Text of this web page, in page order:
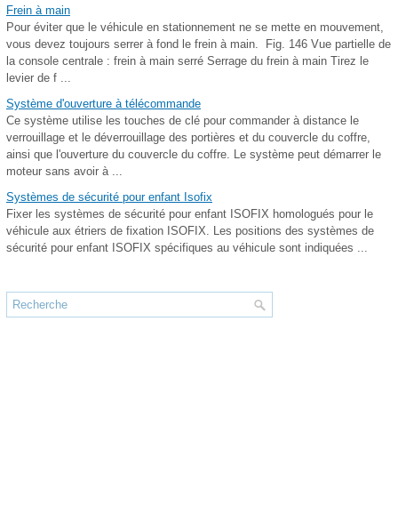
Frein à main
Pour éviter que le véhicule en stationnement ne se mette en mouvement,
vous devez toujours serrer à fond le frein à main. Fig. 146 Vue partielle de
la console centrale : frein à main serré Serrage du frein à main Tirez le
levier de f ...
Système d'ouverture à télécommande
Ce système utilise les touches de clé pour commander à distance le
verrouillage et le déverrouillage des portières et du couvercle du coffre,
ainsi que l'ouverture du couvercle du coffre. Le système peut démarrer le
moteur sans avoir à ...
Systèmes de sécurité pour enfant Isofix
Fixer les systèmes de sécurité pour enfant ISOFIX homologués pour le
véhicule aux étriers de fixation ISOFIX. Les positions des systèmes de
sécurité pour enfant ISOFIX spécifiques au véhicule sont indiquées ...